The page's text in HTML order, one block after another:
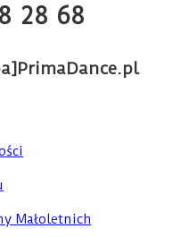
28 68
Małoletnich